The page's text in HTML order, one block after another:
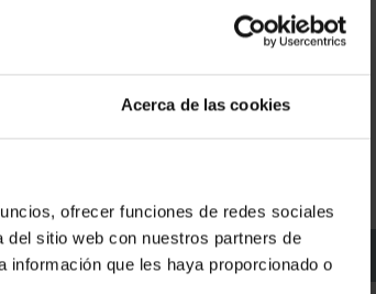
Acerca de las cookies
ofrecer funciones de redes sociales
sitio web con nuestros partners de
información que les haya proporcionado o
not incl.)
ADD TO CART